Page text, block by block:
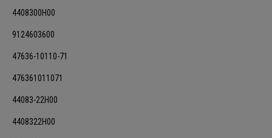
4408300H00
9124603600
47636-10110-71
476361011071
44083-22H00
4408322H00